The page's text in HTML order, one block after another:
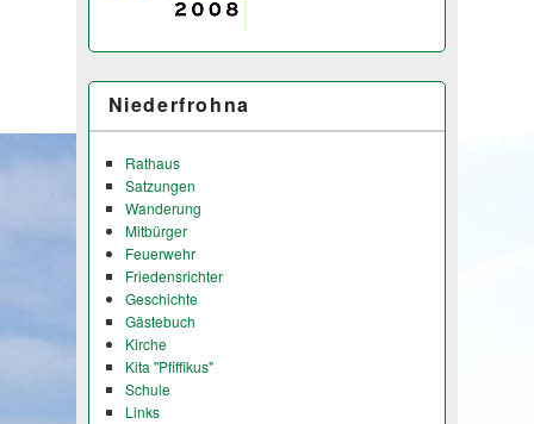
Niederfrohna
Rathaus
Satzungen
Wanderung
Mitbürger
Feuerwehr
Friedensrichter
Geschichte
Gästebuch
Kirche
Kita "Pfiffikus"
Schule
Links